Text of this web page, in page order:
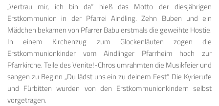
„Vertrau mir, ich bin da“ hieß das Motto der diesjährigen
Erstkommunion in der Pfarrei Aindling. Zehn Buben und ein
Mädchen bekamen von Pfarrer Babu erstmals die geweihte Hostie.
In einem Kirchenzug zum Glockenläuten zogen die
Erstkommunionkinder vom Aindlinger Pfarrheim hoch zur
Pfarrkirche. Teile des Venite!-Chros umrahmten die Musikfeier und
sangen zu Beginn „Du lädst uns ein zu deinem Fest“. Die Kyrierufe
und Fürbitten wurden von den Erstkommunionkindern selbst
vorgetragen.